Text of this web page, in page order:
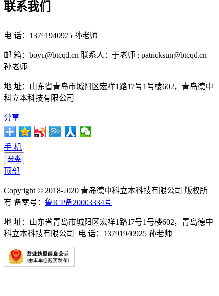
联系我们
电 话：13791940925 孙老师
邮 箱：boyu@btcqd.cn 联系人：于老师 ; patricksun@btcqd.cn
孙老师
地 址：山东省青岛市城阳区宏祥1路17号1号楼602，青岛德中
科立本科技有限公司
分享
手 机
分类
顶部
Copyright © 2018-2020 青岛德中科立本科技有限公司 版权所
有 备案号： 鲁ICP备20003334号
地 址：山东省青岛市城阳区宏祥1路17号1号楼602，青岛德中
科立本科技有限公司 电 话：13791940925 孙老师